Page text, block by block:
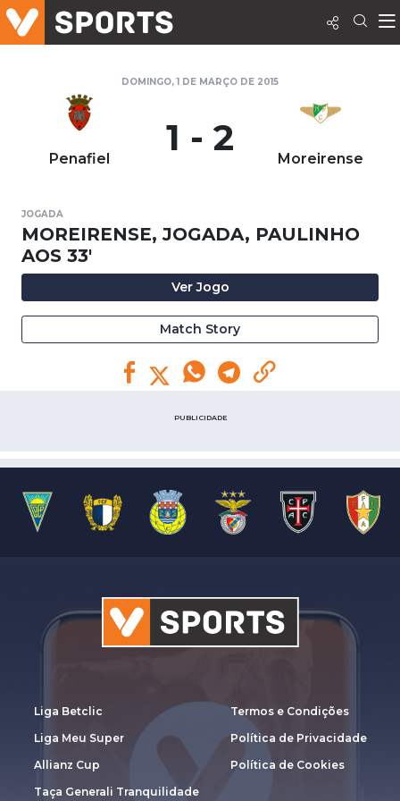
DOMINGO, 1 DE MARÇO DE 2015
Penafiel 1 - 2 Moreirense
JOGADA
MOREIRENSE, JOGADA, PAULINHO
AOS 33'
Ver Jogo
Match Story
PUBLICIDADE
Liga Betclic
Liga Meu Super
Allianz Cup
Taça Generali Tranquilidade
Termos e Condições
Política de Privacidade
Política de Cookies